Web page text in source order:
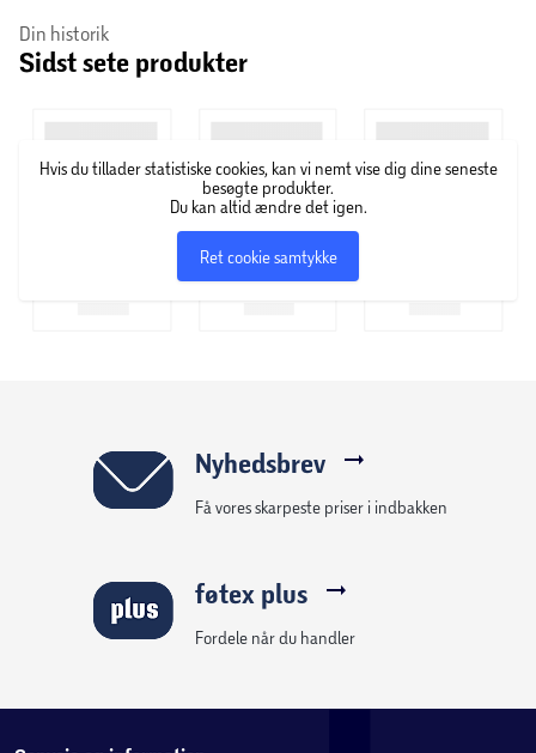
der er udviklet, designet og opkaldt efter vores
grundlægger Herman Salling. Salling-serien er
og boligtilbehør. Det er attraktive og ordentlige varer, med
en kvalitet, der hverken koster for lidt eller for meget.
Salling finder du kun på hylderne i Salling Groups
tilhørende supermarkeder.
Din historik
Sidst sete produkter
Hvis du tillader statistiske cookies, kan vi nemt vise dig dine seneste
besøgte produkter.
Du kan altid ændre det igen.
Ret cookie samtykke
Nyhedsbrev
Få vores skarpeste priser i indbakken
føtex plus
Fordele når du handler